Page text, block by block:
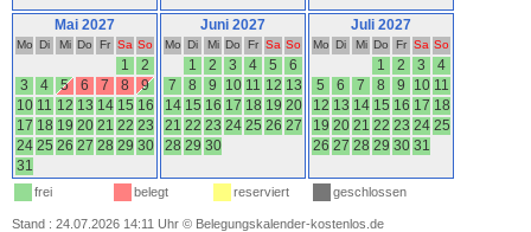
Mai 2027
Mo Di Mi Do Fr Sa So
1
2
3
4 5 6 7 8
9
10 11 12 13 14 15 16
17 18 19 20 21 22 23
24 25 26 27 28 29 30
31
Juni 2027
Mo Di Mi Do Fr Sa So
1 2 3 4 5
6
7
8 9 10 11 12 13
14 15 16 17 18 19 20
21 22 23 24 25 26 27
28 29 30
Juli 2027
Mo Di Mi Do Fr Sa So
1 2 3
4
5
6 7 8 9 10 11
12 13 14 15 16 17 18
19 20 21 22 23 24 25
26 27 28 29 30 31
frei belegt reserviert geschlossen
Stand : 24.07.2026 14:11 Uhr © Belegungskalender-kostenlos.de